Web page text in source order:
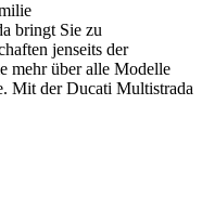
bringt Sie zu
jenseits der
mehr über alle Modelle
Mit der Ducati Multistrada